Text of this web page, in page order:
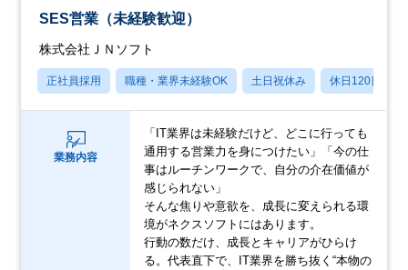
SES営業（未経験歓迎）
株式会社ＪＮソフト
正社員採用 職種・業界未経験OK 土日祝休み 休日120日以上
業務内容
「IT業界は未経験だけど、どこに行っても
通用する営業力を身につけたい」「今の仕
事はルーチンワークで、自分の介在価値が
感じられない」
そんな焦りや意欲を、成長に変えられる環
境がネクスソフトにはあります。
行動の数だけ、成長とキャリアがひらけ
る。代表直下で、IT業界を勝ち抜く“本物の